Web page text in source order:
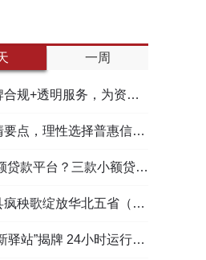
一周
务，为资金周转筑牢多重保障
，理性选择普惠信贷服务
？三款小额贷款产品全面对比
华北五省（区）市舞蹈大赛舞台
牌 24小时运行守护户外劳动者